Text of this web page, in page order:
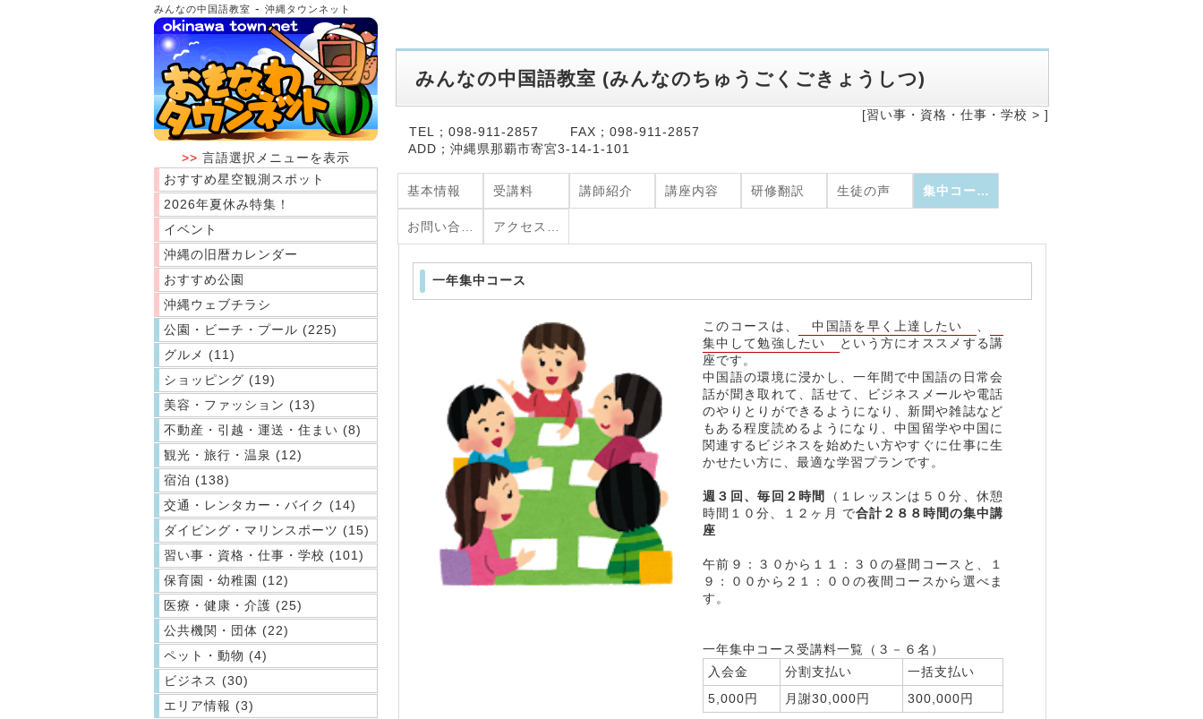
みんなの中国語教室 - 沖縄タウンネット
>> 言語選択メニューを表示
おすすめ星空観測スポット
2026年夏休み特集！
イベント
沖縄の旧暦カレンダー
おすすめ公園
沖縄ウェブチラシ
公園・ビーチ・プール (225)
グルメ (11)
ショッピング (19)
美容・ファッション (13)
不動産・引越・運送・住まい (8)
観光・旅行・温泉 (12)
宿泊 (138)
交通・レンタカー・バイク (14)
ダイビング・マリンスポーツ (15)
習い事・資格・仕事・学校 (101)
保育園・幼稚園 (12)
医療・健康・介護 (25)
公共機関・団体 (22)
ペット・動物 (4)
ビジネス (30)
エリア情報 (3)
みんなの中国語教室 (みんなのちゅうごくごきょうしつ)
[習い事・資格・仕事・学校 > ]
TEL；098-911-2857 FAX；098-911-2857
ADD；沖縄県那覇市寄宮3-14-1-101
基本情報 受講料 講師紹介 講座内容 研修翻訳 生徒の声 集中コース
一年集中コース
このコースは、 中国語を早く上達したい
集中して勉強したい
という方にオススメする講
座です。
中国語の環境に浸かし、一年間で中国語の日常会
話が聞き取れて、話せて、ビジネスメールや電話
のやりとりができるようになり、新聞や雑誌など
もある程度読めるようになり、中国留学や中国に
関連するビジネスを始めたい方やすぐに仕事に生
かせたい方に、最適な学習プランです。
週３回、毎回２時間
（１レッスンは５０分、休憩
時間１０分、１２ヶ月 で合計２８８時間の集中講
座
午前９：３０から１１：３０の昼間コースと、１
９：００から２１：００の夜間コースから選べま
す。
一年集中コース受講料一覧（３－６名）
入会金
分割支払い
一括支払い
5,000円
月謝30,000円 300,000円